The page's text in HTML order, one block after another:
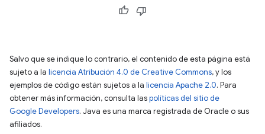
Salvo que se indique lo contrario, el contenido de esta página está
sujeto a la licencia Atribución 4.0 de Creative Commons, y los
ejemplos de código están sujetos a la licencia Apache 2.0. Para
obtener más información, consulta laspolíticas del sitio de
Google Developers. Java es una marca registrada de Oracle o sus
afiliados.